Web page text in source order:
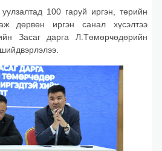
100 гаруй иргэн, төрийн
дөрвөн иргэн санал хүсэлтээ
Засаг дарга Л.Төмөрчөдөрийн
шийдвэрлэлээ.